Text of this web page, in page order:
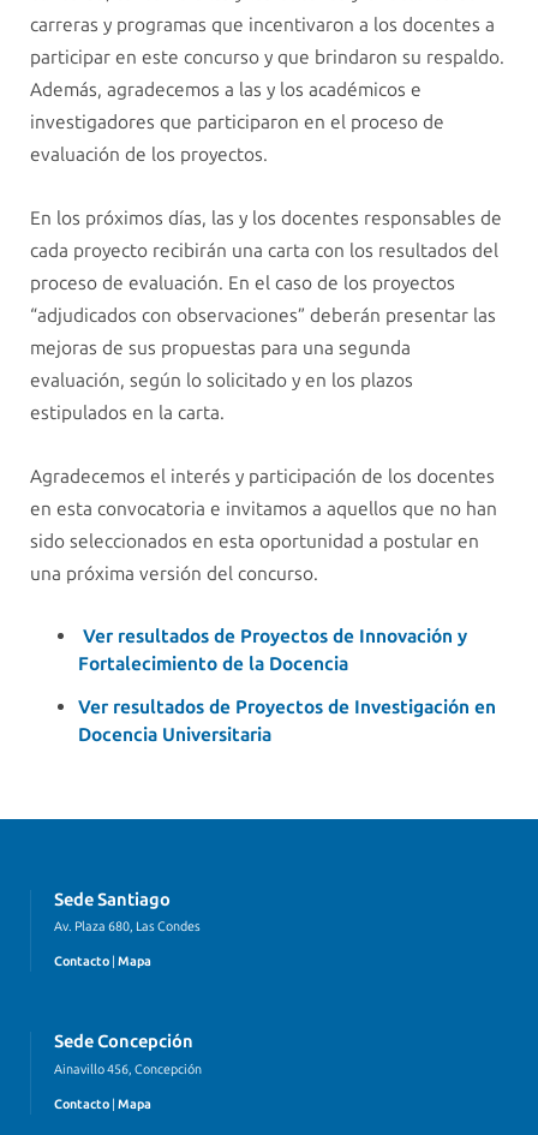
carreras y programas que incentivaron a los docentes a
participar en este concurso y que brindaron su respaldo.
Además, agradecemos a las y los académicos e
investigadores que participaron en el proceso de
evaluación de los proyectos.
En los próximos días, las y los docentes responsables de
cada proyecto recibirán una carta con los resultados del
proceso de evaluación. En el caso de los proyectos
“adjudicados con observaciones” deberán presentar las
mejoras de sus propuestas para una segunda
evaluación, según lo solicitado y en los plazos
estipulados en la carta.
Agradecemos el interés y participación de los docentes
en esta convocatoria e invitamos a aquellos que no han
sido seleccionados en esta oportunidad a postular en
una próxima versión del concurso.
Ver resultados de Proyectos de Innovación y
Fortalecimiento de la Docencia
Ver resultados de Proyectos de Investigación en
Docencia Universitaria
Sede Santiago
Av. Plaza 680, Las Condes
Contacto Mapa
Sede Concepción
Ainavillo 456, Concepción
Contacto Mapa